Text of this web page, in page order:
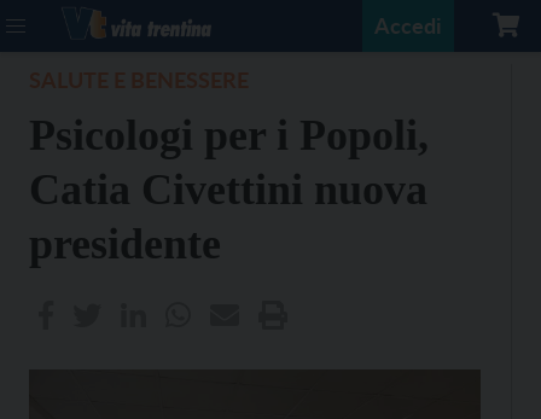
Accedi
Psicologi per i Popoli,
Catia Civettini nuova
presidente